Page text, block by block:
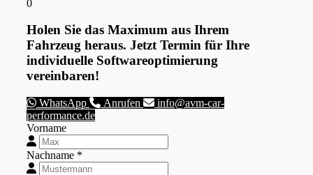
0
Holen Sie das Maximum aus Ihrem
Fahrzeug heraus. Jetzt Termin für Ihre
individuelle Softwareoptimierung
vereinbaren!
WhatsApp Anrufen
info@avm-car-
performance.de
Vorname
Nachname *